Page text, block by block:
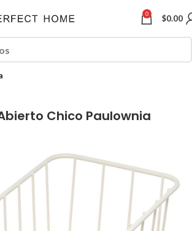
0 $0.00
Chico Paulownia